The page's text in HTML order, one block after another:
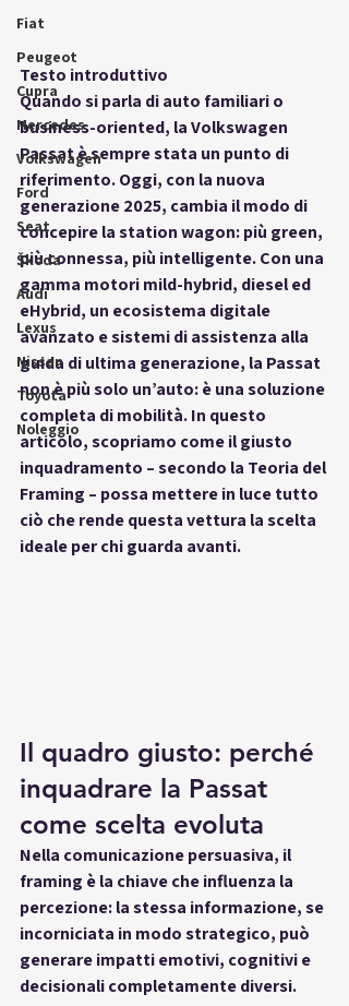
Fiat
Peugeot
Cupra
Mercedes
Volkswagen
Ford
Seat
Škoda
Audi
Lexus
Nissan
Toyota
Noleggio
Testo introduttivo
Quando si parla di auto familiari o
business-oriented, la Volkswagen
Passat è sempre stata un punto di
riferimento. Oggi, con la nuova
generazione 2025, cambia il modo di
concepire la station wagon: più green,
più connessa, più intelligente. Con una
gamma motori mild-hybrid, diesel ed
eHybrid, un ecosistema digitale
avanzato e sistemi di assistenza alla
guida di ultima generazione, la Passat
non è più solo un’auto: è una soluzione
completa di mobilità. In questo
articolo, scopriamo come il giusto
inquadramento – secondo la Teoria del
Framing – possa mettere in luce tutto
ciò che rende questa vettura la scelta
ideale per chi guarda avanti.
Il quadro giusto: perché
inquadrare la Passat
come scelta evoluta
Nella comunicazione persuasiva, il
framing è la chiave che influenza la
percezione: la stessa informazione, se
incorniciata in modo strategico, può
generare impatti emotivi, cognitivi e
decisionali completamente diversi.